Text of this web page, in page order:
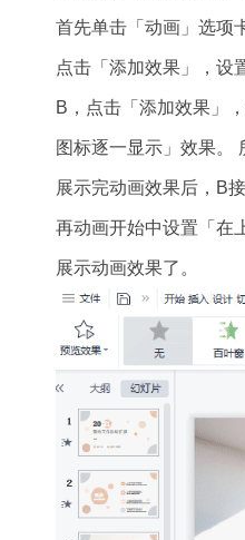
首先单击「动画」选项
点击「添加效果」，设
B，点击「添加效果」
图标逐一显示」效果。
展示完动画效果后，B
再动画开始中设置「在
展示动画效果了。